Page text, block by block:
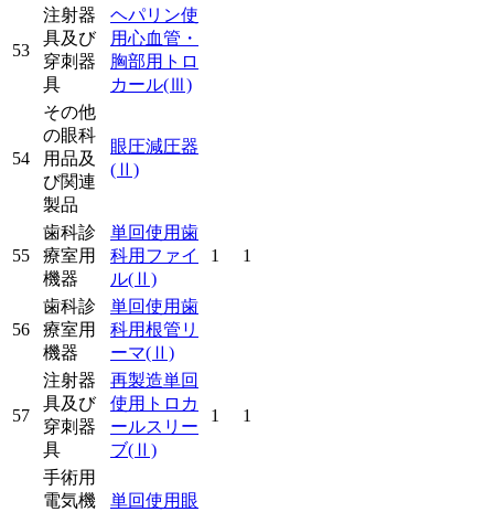
53
注射器
具及び
穿刺器
具
ヘパリン使
用心血管・
胸部用トロ
カール(Ⅲ)
54
その他
の眼科
用品及
び関連
製品
眼圧減圧器
(Ⅱ)
55
歯科診
療室用
機器
単回使用歯
科用ファイ
ル(Ⅱ)
1 1
56
歯科診
療室用
機器
単回使用歯
科用根管リ
ーマ(Ⅱ)
57
注射器
具及び
穿刺器
具
再製造単回
使用トロカ
ールスリー
ブ(Ⅱ)
1 1
手術用
電気機
単回使用眼